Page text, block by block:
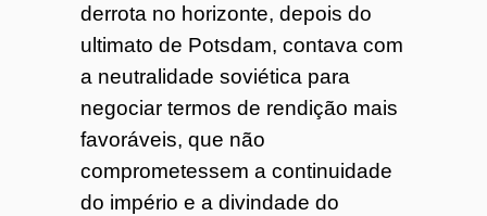
derrota no horizonte, depois do
ultimato de Potsdam, contava com
a neutralidade soviética para
negociar termos de rendição mais
favoráveis, que não
comprometessem a continuidade
do império e a divindade do